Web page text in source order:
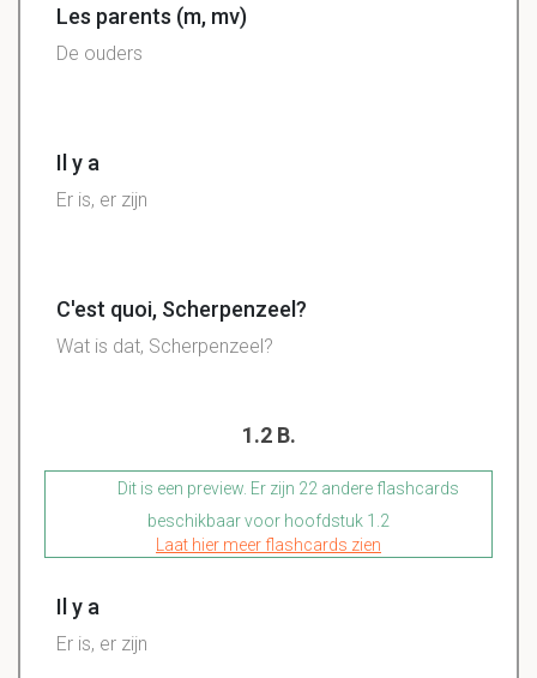
Les parents (m, mv)
De ouders
Il y a
Er is, er zijn
C'est quoi, Scherpenzeel?
Wat is dat, Scherpenzeel?
1.2 B.
Dit is een preview. Er zijn 22 andere flashcards
beschikbaar voor hoofdstuk 1.2
Laat hier meer flashcards zien
Il y a
Er is, er zijn